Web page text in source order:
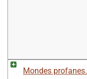
Mondes profanes.